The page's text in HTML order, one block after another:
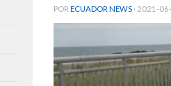
POR ECUADOR NEWS · 2021-